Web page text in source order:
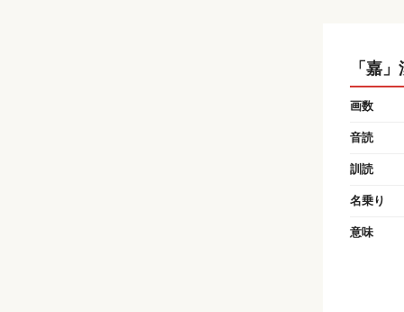
「嘉
画数
音読
訓読
名乗り
意味